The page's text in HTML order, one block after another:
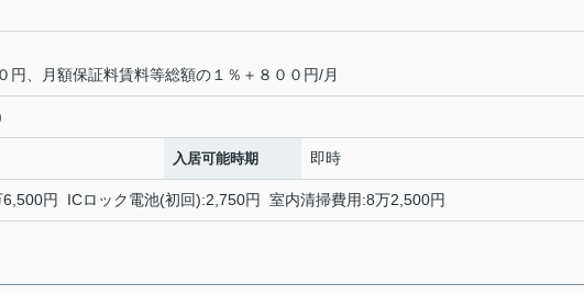
円、月額保証料賃料等総額の１％＋８００円/月
入居可能時期 即時
円 ICロック電池(初回):2,750円 室内清掃費用:8万2,500円